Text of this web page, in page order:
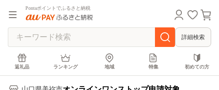
Pontaポイントでふるさと納税
詳細検索
返礼品 ランキング 地域 特集 初めての方